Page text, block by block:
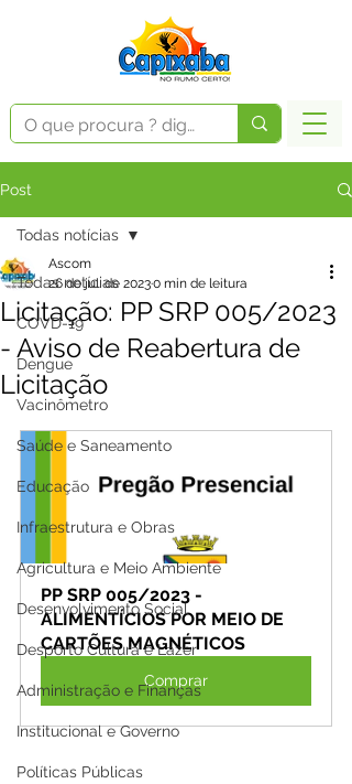
Post
Todas notícias
COVD-19
Dengue
Vacinômetro
Saúde e Saneamento
Educação
Infraestrutura e Obras
Agricultura e Meio Ambiente
Desenvolvimento Social
Desporto Cultura e Lazer
Administração e Finanças
Institucional e Governo
Políticas Públicas
Todas notícias
Licitação: PP SRP 005/2023
- Aviso de Reabertura de
Licitação
Ascom
26 de jul. de 20230 min de leitura
PP SRP 005/2023 -
ALIMENTÍCIOS POR MEIO DE
CARTÕES MAGNÉTICOS
Comprar